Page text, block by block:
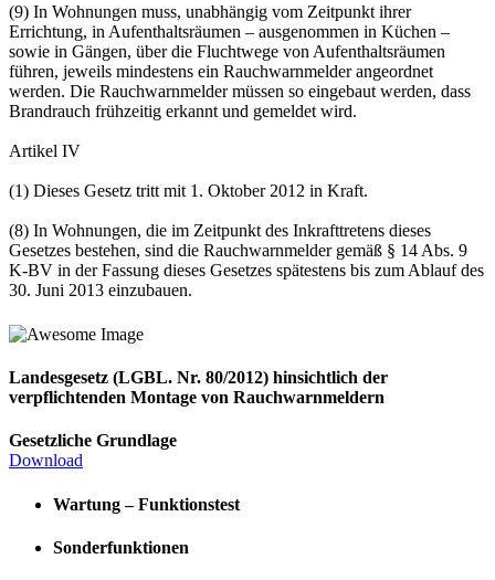
(9) In Wohnungen muss, unabhängig vom Zeitpunkt ihrer
Errichtung, in Aufenthaltsräumen – ausgenommen in Küchen –
sowie in Gängen, über die Fluchtwege von Aufenthaltsräumen
führen, jeweils mindestens ein Rauchwarnmelder angeordnet
werden. Die Rauchwarnmelder müssen so eingebaut werden, dass
Brandrauch frühzeitig erkannt und gemeldet wird.
Artikel IV
(1) Dieses Gesetz tritt mit 1. Oktober 2012 in Kraft.
(8) In Wohnungen, die im Zeitpunkt des Inkrafttretens dieses
Gesetzes bestehen, sind die Rauchwarnmelder gemäß § 14 Abs. 9
K-BV in der Fassung dieses Gesetzes spätestens bis zum Ablauf des
30. Juni 2013 einzubauen.
Landesgesetz (LGBL. Nr. 80/2012) hinsichtlich der
verpflichtenden Montage von Rauchwarnmeldern
Gesetzliche Grundlage
Download
Wartung – Funktionstest
Sonderfunktionen